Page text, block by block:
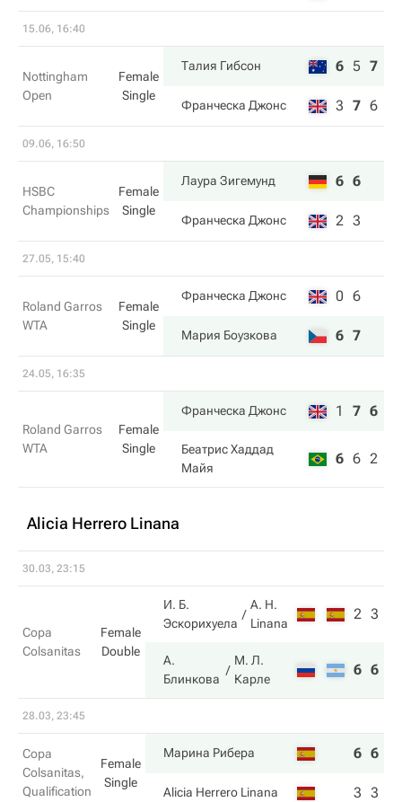
15.06, 16:40
Nottingham
Open
Female
Single
Талия Гибсон 6 5 7
Франческа Джонс 3 7 6
09.06, 16:50
HSBC
Championships
Female
Single
Лаура Зигемунд 6 6
Франческа Джонс 2 3
27.05, 15:40
Roland Garros
WTA
Female
Single
Франческа Джонс 0 6
Мария Боузкова 6 7
24.05, 16:35
Roland Garros
WTA
Female
Single
Франческа Джонс 1 7 6
Беатрис Хаддад
Майя
6 6 2
Alicia Herrero Linana
30.03, 23:15
Copa
Colsanitas
Female
Double
И. Б.
Эскорихуела
A. H.
Linana
2 3
А.
Блинкова
М. Л.
Карле
6 6
28.03, 23:45
Copa
Colsanitas,
Qualification
Female
Single
Марина Рибера 6 6
Alicia Herrero Linana 3 3